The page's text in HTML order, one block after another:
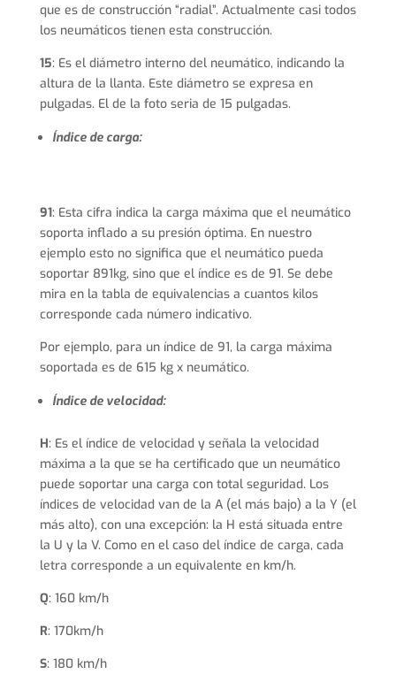
que es de construcción “radial”. Actualmente casi todos
los neumáticos tienen esta construcción.
15: Es el diámetro interno del neumático, indicando la
altura de la llanta. Este diámetro se expresa en
pulgadas. El de la foto seria de 15 pulgadas.
Índice de carga:
91: Esta cifra indica la carga máxima que el neumático
soporta inflado a su presión óptima. En nuestro
ejemplo esto no significa que el neumático pueda
soportar 891kg, sino que el índice es de 91. Se debe
mira en la tabla de equivalencias a cuantos kilos
corresponde cada número indicativo.
Por ejemplo, para un índice de 91, la carga máxima
soportada es de 615 kg x neumático.
Índice de velocidad:
H: Es el índice de velocidad y señala la velocidad
máxima a la que se ha certificado que un neumático
puede soportar una carga con total seguridad. Los
índices de velocidad van de la A (el más bajo) a la Y (el
más alto), con una excepción: la H está situada entre
la U y la V. Como en el caso del índice de carga, cada
letra corresponde a un equivalente en km/h.
Q: 160 km/h
R: 170km/h
S: 180 km/h